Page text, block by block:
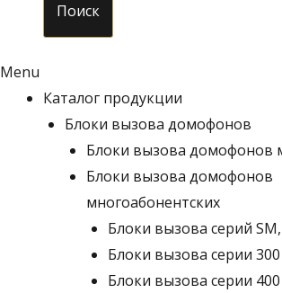
Поиск
Menu
Каталог продукции
Блоки вызова домофонов
Блоки вызова домофонов
Блоки вызова домофонов
многоабонентских
Блоки вызова серий
Блоки вызова серии 300
Блоки вызова серии 400